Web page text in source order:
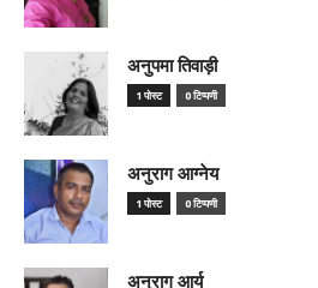
अनुपमा तिवाड़ी
1 पोस्ट 0 टिप्पणी
अनुराग आग्नेय
1 पोस्ट 0 टिप्पणी
अनुराग आर्य